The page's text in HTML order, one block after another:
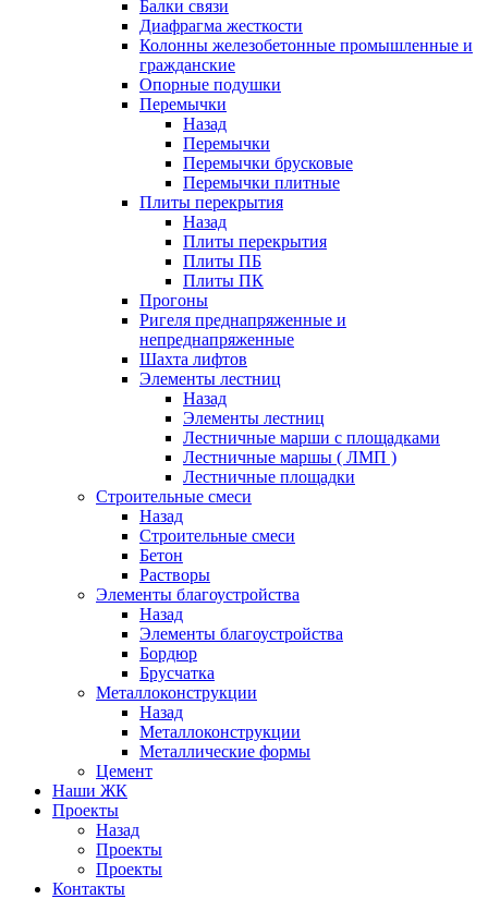
Балки связи
Диафрагма жесткости
Колонны железобетонные промышленные и
гражданские
Опорные подушки
Перемычки
Назад
Перемычки
Перемычки брусковые
Перемычки плитные
Плиты перекрытия
Назад
Плиты перекрытия
Плиты ПБ
Плиты ПК
Прогоны
Ригеля преднапряженные и
непреднапряженные
Шахта лифтов
Элементы лестниц
Назад
Элементы лестниц
Лестничные марши с площадками
Лестничные маршы ( ЛМП )
Лестничные площадки
Строительные смеси
Назад
Строительные смеси
Бетон
Растворы
Элементы благоустройства
Назад
Элементы благоустройства
Бордюр
Брусчатка
Металлоконструкции
Назад
Металлоконструкции
Металлические формы
Цемент
Наши ЖК
Проекты
Назад
Проекты
Проекты
Контакты